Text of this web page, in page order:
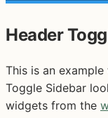
Header
This is an
Toggle Sidebar
widgets from the